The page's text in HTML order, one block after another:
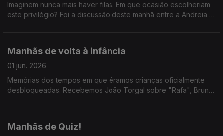
Imaginem nunca mais haver filas. Em que ocasião escolheriam
este privilégio? Foi a discussão deste manhã entre a Andreia e
Manhãs de volta à infância
01 jun. 2026
Memórias dos tempos em que éramos crianças oficialmente
desbloqueadas. Recebemos João Torgal sobre "Rafa", Bruno
Manhãs de Quiz!